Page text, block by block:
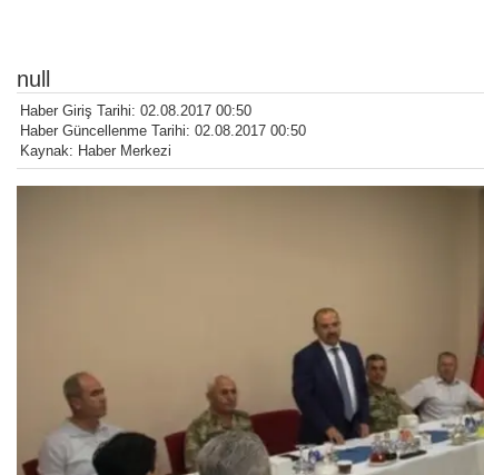
null
Haber Giriş Tarihi: 02.08.2017 00:50
Haber Güncellenme Tarihi: 02.08.2017 00:50
Kaynak: Haber Merkezi